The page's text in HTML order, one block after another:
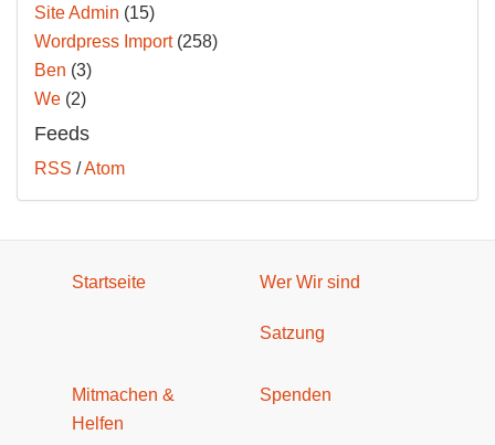
Site Admin (15)
Wordpress Import(258)
Ben (3)
We (2)
Feeds
RSS /Atom
Startseite Wer Wir sind
Satzung
Mitmachen &
Helfen
Spenden